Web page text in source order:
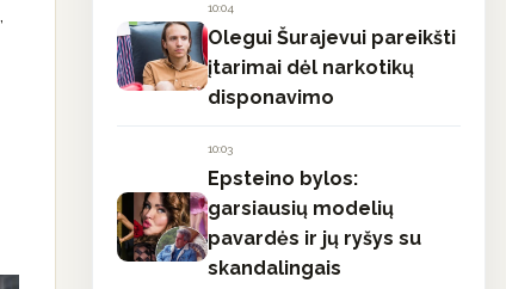
10:04
Olegui Šurajevui pareikšti
įtarimai dėl narkotikų
disponavimo
10:03
Epsteino bylos:
garsiausių modelių
pavardės ir jų ryšys su
skandalingais